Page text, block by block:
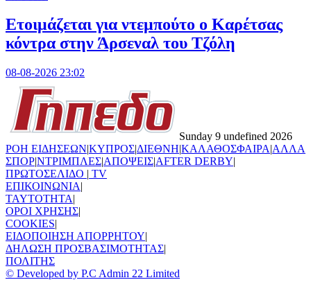
Ετοιμάζεται για ντεμπούτο ο Καρέτσας
κόντρα στην Άρσεναλ του Τζόλη
08-08-2026 23:02
Sunday 9 undefined 2026
ΡΟΗ ΕΙΔΗΣΕΩΝ|ΚΥΠΡΟΣ|ΔΙΕΘΝΗ|ΚΑΛΑΘΟΣΦΑΙΡΑ|ΑΛΛΑ
ΣΠΟΡ|ΝΤΡΙΜΠΛΕΣ|ΑΠΟΨΕΙΣ|AFTER DERBY|
ΠΡΩΤΟΣΕΛΙΔΟ | TV
ΕΠΙΚΟΙΝΩΝΙΑ|
TAYTOTHTA|
ΟΡΟΙ ΧΡΗΣΗΣ|
COOKIES|
ΕΙΔΟΠΟΙΗΣΗ ΑΠΟΡΡΗΤΟΥ|
ΔΗΛΩΣΗ ΠΡΟΣΒΑΣΙΜΟΤΗΤΑΣ|
ΠΟΛΙΤΗΣ
© Developed by P.C Admin 22 Limited